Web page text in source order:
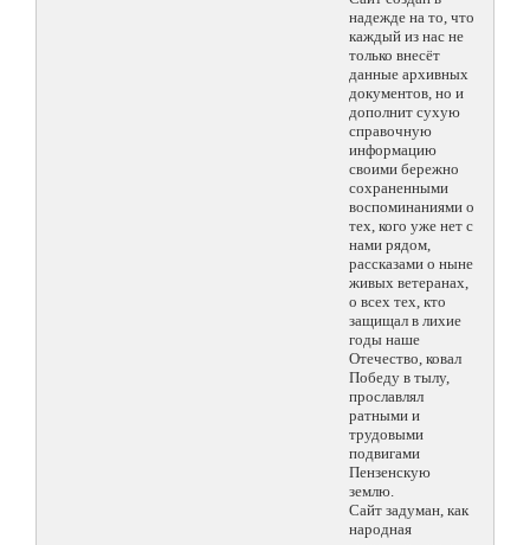
надежде на то, что
каждый из нас не
только внесёт
данные архивных
документов, но и
дополнит сухую
справочную
информацию
своими бережно
сохраненными
воспоминаниями о
тех, кого уже нет с
нами рядом,
рассказами о ныне
живых ветеранах,
о всех тех, кто
защищал в лихие
годы наше
Отечество, ковал
Победу в тылу,
прославлял
ратными и
трудовыми
подвигами
Пензенскую
землю.
Сайт задуман, как
народная